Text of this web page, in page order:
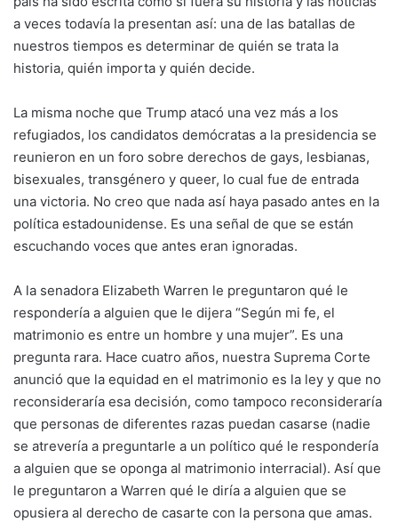
a veces todavía la presentan así: una de las batallas de
nuestros tiempos es determinar de quién se trata la
historia, quién importa y quién decide.
La misma noche que Trump atacó una vez más a los
refugiados, los candidatos demócratas a la presidencia se
reunieron en un foro sobre derechos de gays, lesbianas,
bisexuales, transgénero y queer, lo cual fue de entrada
una victoria. No creo que nada así haya pasado antes en la
política estadounidense. Es una señal de que se están
escuchando voces que antes eran ignoradas.
A la senadora Elizabeth Warren le preguntaron qué le
respondería a alguien que le dijera “Según mi fe, el
matrimonio es entre un hombre y una mujer”. Es una
pregunta rara. Hace cuatro años, nuestra Suprema Corte
anunció que la equidad en el matrimonio es la ley y que no
reconsideraría esa decisión, como tampoco reconsideraría
que personas de diferentes razas puedan casarse (nadie
se atrevería a preguntarle a un político qué le respondería
a alguien que se oponga al matrimonio interracial). Así que
le preguntaron a Warren qué le diría a alguien que se
opusiera al derecho de casarte con la persona que amas.